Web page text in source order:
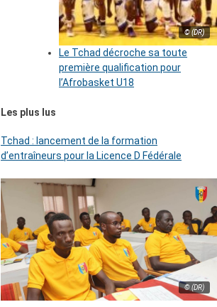
© (DR)
Le Tchad décroche sa toute
première qualification pour
l’Afrobasket U18
Les plus lus
Tchad : lancement de la formation
d’entraîneurs pour la Licence D Fédérale
© (DR)